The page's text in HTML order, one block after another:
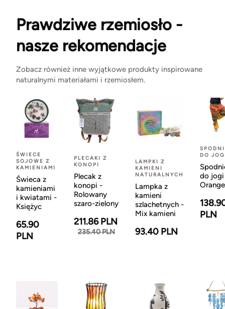
Prawdziwe rzemiosło -
nasze rekomendacje
Zobacz również inne wyjątkowe produkty inspirowane
naturalnymi materiałami i rzemiosłem.
ŚWIECE
SOJOWE Z
KAMIENIAMI
Świeca z
kamieniami
i kwiatami -
Księżyc
65.90
PLN
PLECAKI Z
KONOPI
Plecak z
konopi -
Rolowany
szaro-zielony
211.86 PLN
235.40 PLN
LAMPKI Z
KAMIENI
NATURALNYCH
Lampka z
kamieni
szlachetnych -
Mix kamieni
93.40 PLN
DO
do
Orange
PLN